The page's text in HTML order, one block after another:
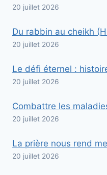
20 juillet 2026
Du rabbin au cheikh
20 juillet 2026
Le défi éternel :
20 juillet 2026
Combattre les
20 juillet 2026
La prière nous rend
20 juillet 2026